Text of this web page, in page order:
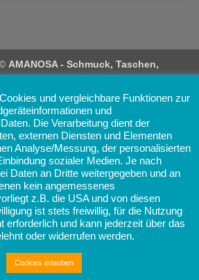
AMANOSA - Schmuck, Taschen,
und vergleichbare Funktionen zur
und
Die Verarbeitung dient der
externen Diensten und Elementen
Analyse/Messung, der personalisierten
sozialer Medien. Je nach
Daten an Dritte weitergegeben und an
kein angemessenes
z.B. die USA und von diesen
ist stets freiwillig, für die Nutzung
erforderlich und kann jederzeit über das
oder widerrufen werden.
Cookies erlauben